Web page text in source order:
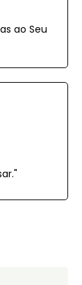
ao Seu